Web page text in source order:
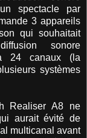
spectacle par
3 appareils
qui souhaitait
sonore
24 canaux (la
systèmes
Realiser A8 ne
aurait évité de
multicanal avant